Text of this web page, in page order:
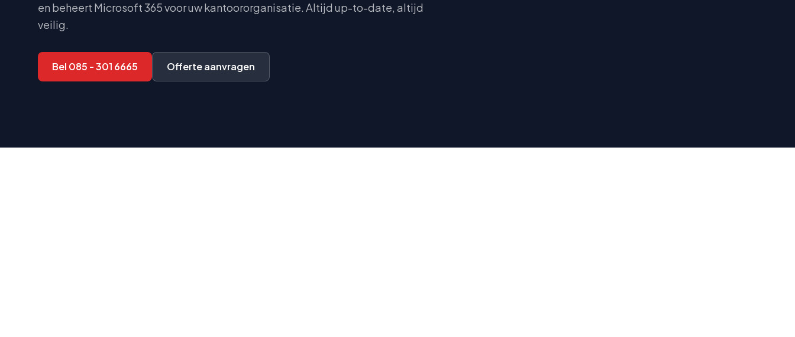
en beheert Microsoft 365 voor uw kantoororganisatie. Altijd up-to-date, altijd
veilig.
Bel 085 - 301 6665 Offerte aanvragen